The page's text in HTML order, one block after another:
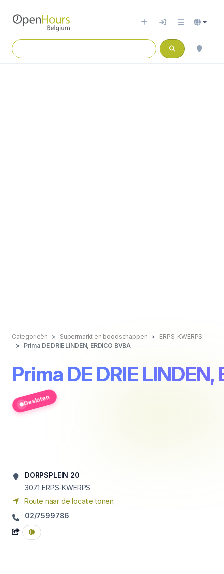
Categorieën Supermarkt en boodschappen
ERPS-KWERPS
Prima DE DRIE LINDEN, ERDICO BVBA
Prima DE DRIE LINDEN,
Gesloten
DORPSPLEIN 20
3071 ERPS-KWERPS
Route naar de locatie tonen
02/7599786